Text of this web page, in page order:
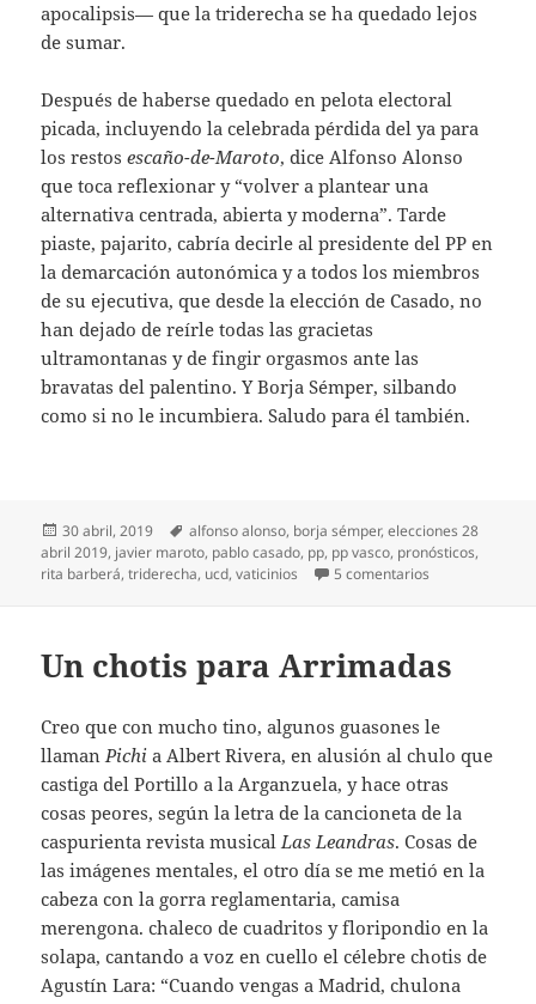
apocalipsis— que la triderecha se ha quedado lejos
de sumar.
Después de haberse quedado en pelota electoral
picada, incluyendo la celebrada pérdida del ya para
los restosescaño-de-Maroto, dice Alfonso Alonso
que toca reflexionar y “volver a plantear una
alternativa centrada, abierta y moderna”. Tarde
piaste, pajarito, cabría decirle al presidente del PP en
la demarcación autonómica y a todos los miembros
de su ejecutiva, que desde la elección de Casado, no
han dejado de reírle todas las gracietas
ultramontanas y de fingir orgasmos ante las
bravatas del palentino. Y Borja Sémper, silbando
como si no le incumbiera. Saludo para él también.
Publicado
el
30 abril, 2019 Etiquetas
alfonso alonso, borja sémper,elecciones 28
abril 2019, javier maroto, pablo casado, pp, pp vasco, pronósticos,
rita barberá,triderecha, ucd,vaticinios 5 comentarios
Un chotis para Arrimadas
Creo que con mucho tino, algunos guasones le
llaman Pichi a Albert Rivera, en alusión al chulo que
castiga del Portillo a la Arganzuela, y hace otras
cosas peores, según la letra de la cancioneta de la
caspurienta revista musical Las Leandras. Cosas de
las imágenes mentales, el otro día se me metió en la
cabeza con la gorra reglamentaria, camisa
merengona. chaleco de cuadritos y floripondio en la
solapa, cantando a voz en cuello el célebre chotis de
Agustín Lara: “Cuando vengas a Madrid, chulona